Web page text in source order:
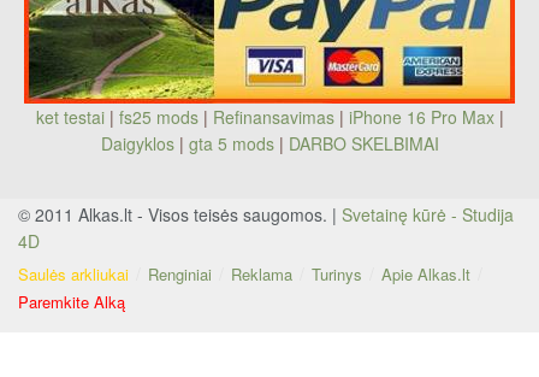
ket testai | fs25 mods| Refinansavimas| iPhone 16 Pro Max|
Daigyklos| gta 5 mods | DARBO SKELBIMAI
© 2011 Alkas.lt - Visos teisės saugomos. | Svetainę kūrė - Studija
4D
Saulės arkliukai Renginiai Reklama Turinys
Apie Alkas.lt
Paremkite Alką